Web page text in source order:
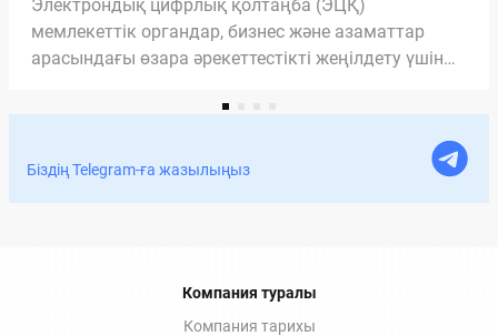
Электрондық цифрлық қолтаңба (ЭЦҚ)
мемлекеттік органдар, бизнес және азаматтар
арасындағы өзара әрекеттестікті жеңілдету үшін
арқасында біз мемлекеттік қызметтерді ала
рәсімдей аламыз. Мақалада ЭЦҚ-ның құжаттарға
Біздің Telegram-ға жазылыңыз
Компания туралы
Компания тарихы